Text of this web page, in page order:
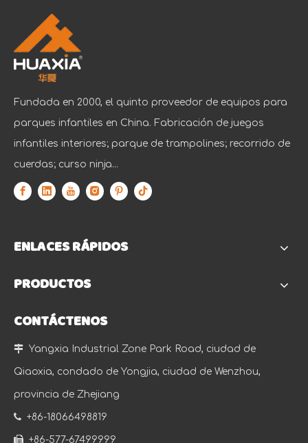
Fundada en 2000, el quinto proveedor de equipos para
parques infantiles en China. Fabricación de juegos
infantiles interiores; parque de trampolines; recorrido de
cuerdas; curso ninja...
ENLACES RÁPIDOS
PRODUCTOS
CONTÁCTENOS
 Yangxia Industrial Zone Park Road, ciudad de
Qiaoxia, condado de Yongjia, ciudad de Wenzhou,
provincia de Zhejiang
 +86-18066498819
 +86-577-67499999